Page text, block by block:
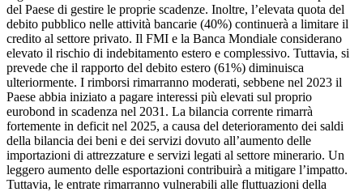
del Paese di gestire le proprie scadenze. Inoltre, l’elevata quota del
debito pubblico nelle attività bancarie (40%) continuerà a limitare il
credito al settore privato. Il FMI e la Banca Mondiale considerano
elevato il rischio di indebitamento estero e complessivo. Tuttavia, si
prevede che il rapporto del debito estero (61%) diminuisca
ulteriormente. I rimborsi rimarranno moderati, sebbene nel 2023 il
Paese abbia iniziato a pagare interessi più elevati sul proprio
eurobond in scadenza nel 2031. La bilancia corrente rimarrà
fortemente in deficit nel 2025, a causa del deterioramento dei saldi
della bilancia dei beni e dei servizi dovuto all’aumento delle
importazioni di attrezzature e servizi legati al settore minerario. Un
leggero aumento delle esportazioni contribuirà a mitigare l’impatto.
Tuttavia, le entrate rimarranno vulnerabili alle fluttuazioni della